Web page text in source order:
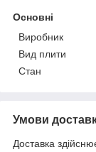
Основні
Виробник
Вид плити
Стан
Умови
Доставка